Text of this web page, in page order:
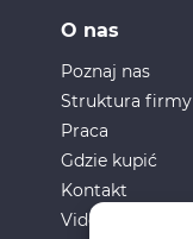
O nas
Poznaj nas
Struktura firmy
Praca
Gdzie kupić
Kontakt
Video